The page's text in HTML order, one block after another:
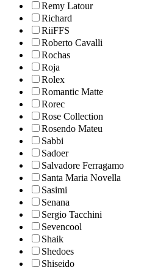
Remy Latour
Richard
RiiFFS
Roberto Cavalli
Rochas
Roja
Rolex
Romantic Matte
Rorec
Rose Collection
Rosendo Mateu
Sabbi
Sadoer
Salvadore Ferragamo
Santa Maria Novella
Sasimi
Senana
Sergio Tacchini
Sevencool
Shaik
Shedoes
Shiseido